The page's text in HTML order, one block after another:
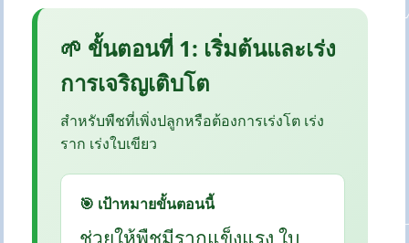
🌱 ขั้นตอนที่ 1: เริ่มต้นและเร่ง
การเจริญเติบโต
สำหรับพืชที่เพิ่งปลูกหรือต้องการเร่งโต เร่ง
ราก เร่งใบเขียว
🎯 เป้าหมายขั้นตอนนี้
ช่วยให้พืชมีรากแข็งแรง ใบ